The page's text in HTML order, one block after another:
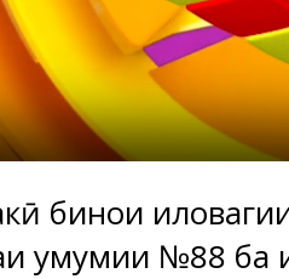
бинои
умумии №88 ба